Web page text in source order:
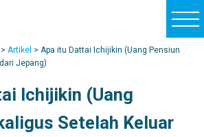
t
o
> Artikel > Apa itu Dattai Ichijikin (Uang Pensiun
Jepang)
Ichijikin (Uang
Setelah Keluar